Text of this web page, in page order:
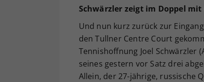
Schwärzler zeigt im Doppel
Und nun kurz zurück zur
den Tullner Centre Court
Tennishoffnung Joel Schwärzler
seines gestern vor Satz drei
Allein, der 27-jährige, russische